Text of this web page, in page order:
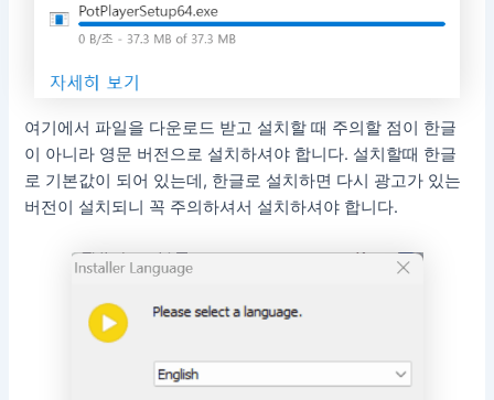
여기에서 파일을 다운로드 받고 설치할 때 주의할 점이 한글
이 아니라 영문 버전으로 설치하셔야 합니다. 설치할때 한글
로 기본값이 되어 있는데, 한글로 설치하면 다시 광고가 있는
버전이 설치되니 꼭 주의하셔서 설치하셔야 합니다.